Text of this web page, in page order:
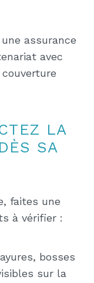
assurance
avec
LA
SA
faites une
à vérifier :
bosses
sur la